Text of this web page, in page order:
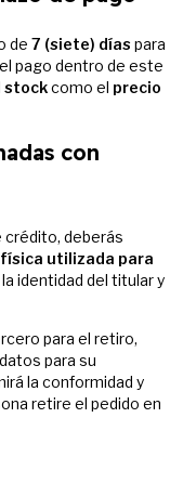
de 7 (siete) días para
pago dentro de este
stockcomo el precio
con
crédito, deberás
utilizada para
identidad del titular y
para el retiro,
para su
la conformidad y
retire el pedido en